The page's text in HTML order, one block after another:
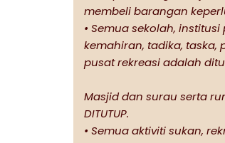
membeli barangan
• Semua sekolah,
kemahiran, tadika,
pusat rekreasi adalah
Masjid dan surau serta
DITUTUP.
• Semua aktiviti sukan,